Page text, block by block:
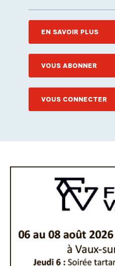
EN SAVOIR PLUS
VOUS ABONNER
VOUS CONNECTER